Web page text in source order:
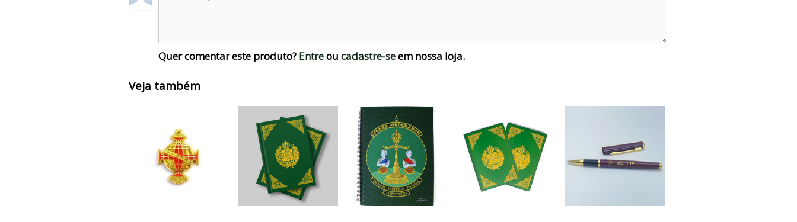
Quer comentar este produto? Entreou cadastre-seem nossa loja.
Veja também